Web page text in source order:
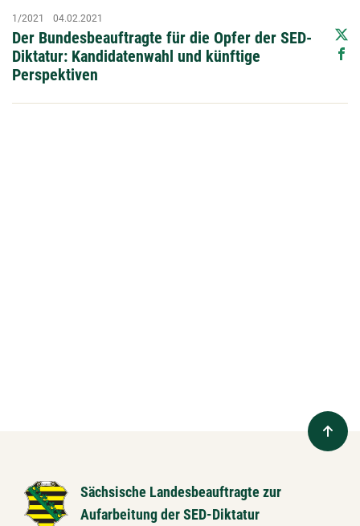
Der Bundesbeauftragte für die Opfer der SED-
Diktatur: Kandidatenwahl und künftige
Perspektiven
1/2021 04.02.2021
Sächsische Landesbeauftragte zur
Aufarbeitung der SED-Diktatur